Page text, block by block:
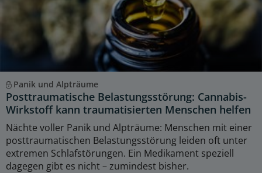
Panik und Alpträume
Posttraumatische Belastungsstörung: Cannabis-
Wirkstoff kann traumatisierten Menschen helfen
Nächte voller Panik und Alpträume: Menschen mit einer
posttraumatischen Belastungsstörung leiden oft unter
extremen Schlafstörungen. Ein Medikament speziell
dagegen gibt es nicht – zumindest bisher.